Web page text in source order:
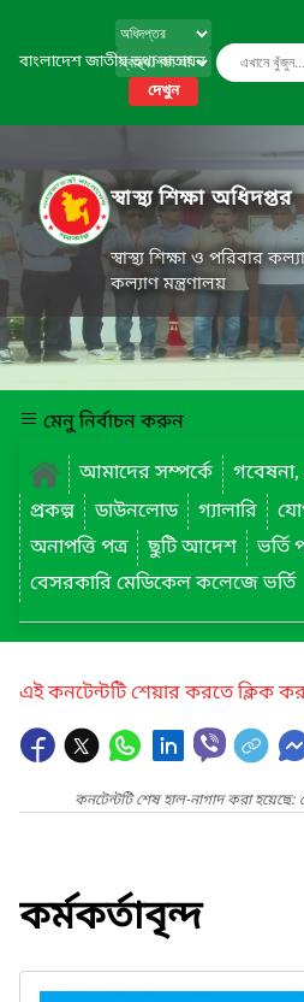
বাংলাদেশ জাতীয় তথ্য বাতায়ন
দেখুন
স্বাস্থ্য শিক্ষা অধিদপ্তর
স্বাস্থ্য শিক্ষা ও পরিবার
কল্যাণ মন্ত্রণালয়
মেনু নির্বাচন করুন
আমাদের সম্পর্কে
প্রকল্প
ডাউনলোড গ্যালারি
অনাপত্তি পত্র
ছুটি আদেশ
ভর্তি
বেসরকারি মেডিকেল কলেজে ভর্তি
এই কনটেন্টটি শেয়ার করতে ক্লিক
কনটেন্টটি শেষ হাল-নাগাদ করা
কর্মকর্তাবৃন্দ